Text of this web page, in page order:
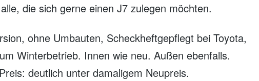
die sich gerne einen J7 zulegen möchten.
ohne Umbauten, Scheckheftgepflegt bei Toyota,
Winterbetrieb. Innen wie neu. Außen ebenfalls.
deutlich unter damaligem Neupreis.